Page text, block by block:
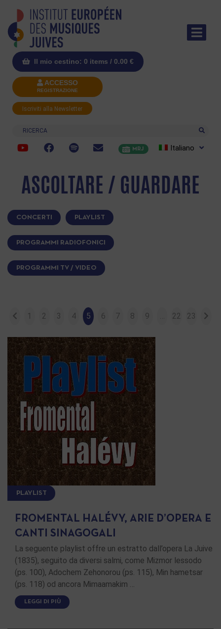
Il mio cestino: 0 items / 0.00 €
ACCESSO
REGISTRAZIONE
Iscriviti alla Newsletter
Ricerca
MRJ Italiano
ASCOLTARE / GUARDARE
CONCERTI PLAYLIST
PROGRAMMI RADIOFONICI
PROGRAMMI TV / VIDEO
1 2 3 4 5 6 7 8 9 22 23
PLAYLIST
FROMENTAL HALÉVY, ARIE D’OPERA E
CANTI SINAGOGALI
La seguente playlist offre un estratto dall’opera La Juive
(1835), seguito da diversi salmi, come Mizmor lessodo
(ps. 100), Adochem Zehonorou (ps. 115), Min hametsar
(ps. 118) od ancora Mimaamakim …
LEGGI DI PIÙ